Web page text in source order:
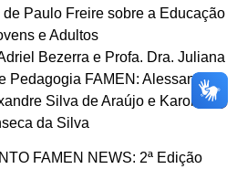
Paulo Freire sobre a Educação
e Adultos
Bezerra e Profa. Dra. Juliana
Pedagogia FAMEN: Alessandra
Silva de Araújo e Karolina
da Silva
FAMEN NEWS: 2ª Edição